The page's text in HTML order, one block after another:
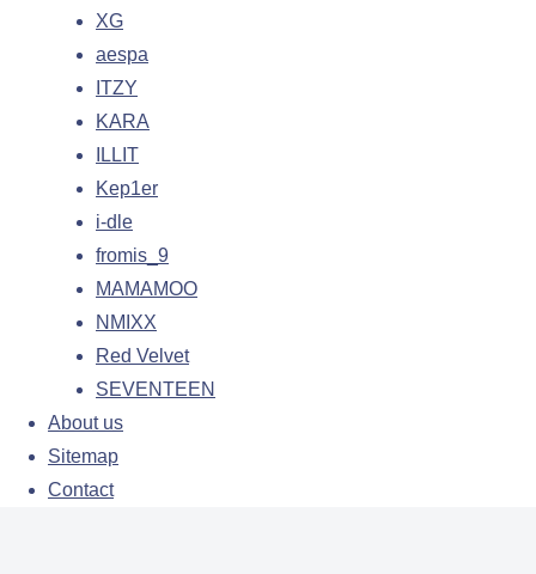
XG
aespa
ITZY
KARA
ILLIT
Kep1er
i-dle
fromis_9
MAMAMOO
NMIXX
Red Velvet
SEVENTEEN
About us
Sitemap
Contact